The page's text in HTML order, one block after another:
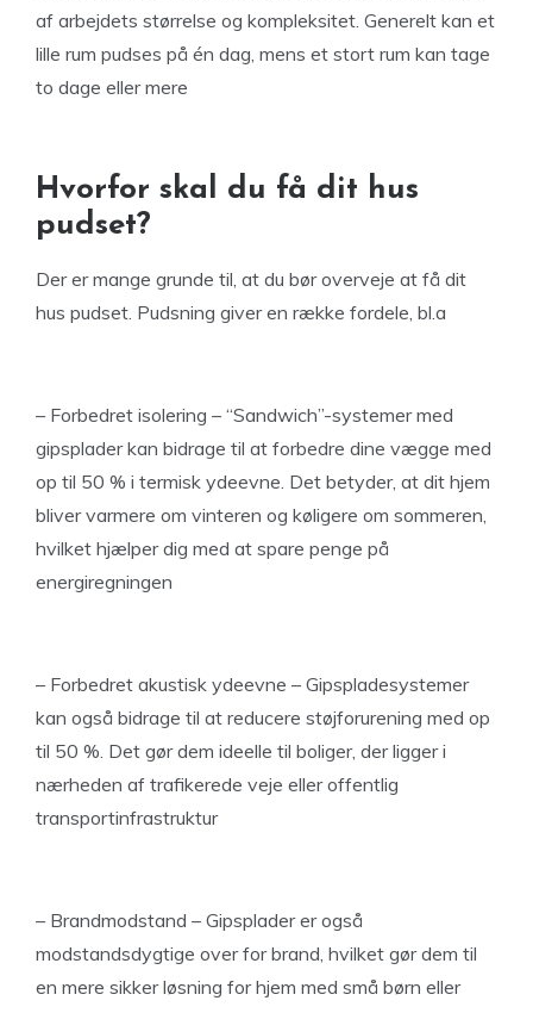
af arbejdets størrelse og kompleksitet. Generelt kan et
lille rum pudses på én dag, mens et stort rum kan tage
to dage eller mere
Hvorfor skal du få dit hus
pudset?
Der er mange grunde til, at du bør overveje at få dit
hus pudset. Pudsning giver en række fordele, bl.a
– Forbedret isolering – “Sandwich”-systemer med
gipsplader kan bidrage til at forbedre dine vægge med
op til 50 % i termisk ydeevne. Det betyder, at dit hjem
bliver varmere om vinteren og køligere om sommeren,
hvilket hjælper dig med at spare penge på
energiregningen
– Forbedret akustisk ydeevne – Gipspladesystemer
kan også bidrage til at reducere støjforurening med op
til 50 %. Det gør dem ideelle til boliger, der ligger i
nærheden af trafikerede veje eller offentlig
transportinfrastruktur
– Brandmodstand – Gipsplader er også
modstandsdygtige over for brand, hvilket gør dem til
en mere sikker løsning for hjem med små børn eller